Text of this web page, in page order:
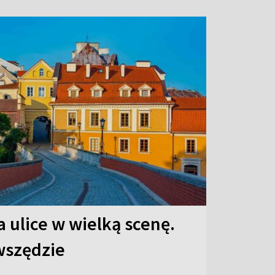
ulice w wielką scenę.